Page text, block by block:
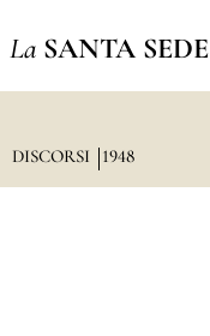
La SANTA SEDE
DISCORSI 1948